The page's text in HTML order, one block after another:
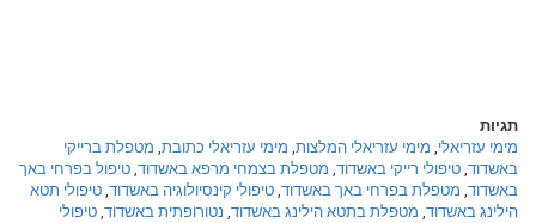
תגיות
מימי עזריאלי, מימי עזריאלי המלצות, מימי עזריאלי כתובת, מטפלת ברייקי
באשדוד, טיפולי רייקי באשדוד, מטפלת בצמחי מרפא באשדוד, טיפול בפרחי באך
באשדוד, מטפלת בפרחי באך באשדוד, טיפולי קינסיולוגיה באשדוד, טיפולי תטא
הילינג באשדוד, מטפלת בתטא הילינג באשדוד, נטורופתית באשדוד, טיפולי